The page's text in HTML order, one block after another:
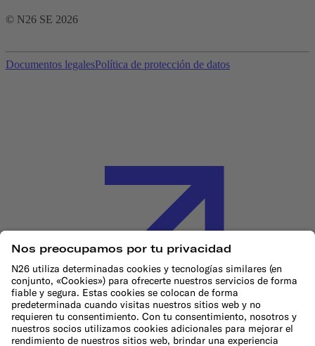
© N26 SE 2026
Documentos legalesPolítica de protección de datos